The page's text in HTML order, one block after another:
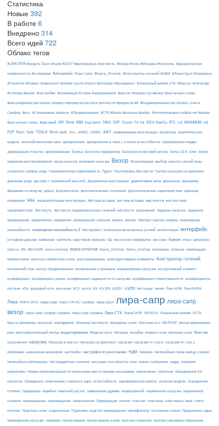
Статистика
Новые 392
В работе 6
Внедрено 314
Всего идей 722
Облако тегов
#LIRA-FEM #модуль Ґрунт #паля #СЕ57 #вертикальна жорсткість #Визор #Узлы #Мозаика #Контроль #Динамическая
комфортность #ускорение #Интерфейс Лиры Сапр #Книга_Отчетов #Конструктор сечений #НДМ #Лира-Грунт #Скважина
#Геология #Разрез #лирагрунт #объем грунта #грунт #котлован #фундамент #локальный режим СТК #Массы #Нагрузки
#гололед #визор #настройки #огибающая #схема #армирования #расчет #процессор #визор #расчетная схема
#расшифровка расчетных формул #формула расчета прочности #формула ## #Редактирование расчётных схем в
Сапфир #рсу #Стержневые аналоги; #Продавливание #СТК #балка #колонна #ребро #теплопроводность#расчет #визор
#расчетная схема #Шаговый API B500 BIM bug report DWG DXF Export Fd hd IDEA StatiCa IFC Lef MAXIMUM odt
PDF Revit Safe TEKLA Word work xlsx А400С А500С АЖТ алюминиевые конструкции аналитика аналитическая
модель антисейсмические швы армирование армирование в лире с учетом огнестойкости Армирование кладки
армирование пластин армокаменные балка балочное перекрытие Бесконечно жёсткий ригель бетон 22.5 блок блоки
варианты конструирования ввод нагрузок ветровая нагрузка Визор Визуализация выбор высота сжатой зоны
генератор сапфир ноды Геометрическая изменяемость Грунт Группировка Жесткости Группы нагрузок на фрагмент
давление вода двутавр с переменной высотой Деревянные конструкции диалоговые окна диапазоны Динамика
Динамика по модулю длина Документатор дополнительные сочетания Дополнительные характеристики единицы
измерения ЖБК железобетонные конструкции Жесткая вставка жесткие вставки жесткости жесткостные
характеристики Жесткость Жесткость параметрических сечений жёсткости загружения Задание нагрузок Заданное
армирование закрепление измерение изображения изополя иконка импорт Импорт горячих клавиш инженерная
нелинейность инженерная нелинейность 2 Инструмент интегральная величина усилий интеполяция интерфейс
исходные данные каменные капитель карстовые провалы КД кессонное перекрытие кессоны Кирпич класс арматуры
классы КМ КМ-САПР книга отчетов книга отчётов Книга_Отчетов Книга_отчётов колебание колонна комбинации
Комментарии конечно-элементная сетка конструирование конструктивные элементы Конструктор сечений
Контактный стык контур продавливания копирование и проекция корректировка нагрузок коструктивный элемент
коэффициент коэффициент длины коэффициент надежности по нагрузке коэффициент ответственности коэффициенты
постели кПа крановый путь кручение КСУ купол КЭ КЭ 259 КЭ251 КЭ259 лестницы линия Лир-АРМ Лир-ЛАРМ
Лира ЛИРА 2019 лира сапр Лира СТК КС Сапфир лира-грунт лира-сапр лира-сапр
визор лира-сапр сапфир справка лира-сапр справка Лира-СТК ЛираСАПР ЛИТЕРА Локальным режим ЛСТК
Массы Динамика масштаб материалы Матрица жесткости менеджер узлов Местные оси МЕТЕОР метод заменяющих
рам многофронтальный метод моделирование Модуль-грунт Мозаика мозайка момент силы мономах-сапр Монтаж
нагружения нагрузка Нагрузка в массы Нагрузка на фрагмент нагрузки нагрузки от снега нагрузки от стен с
проёмами назначение шарниров настройки настройки по умолчанию НДМ Невязка Нелинейная связь между узлами
Нелинейность#трещины Нестандартные сечения несущая способность сваи новое сообщение ноды нормали
нормативы Нормы проектирования по умолчанию при установке программы обновление оболочки объединение КЭ
оболочек Объединить отмеченные стержни в один огнестойкость одновременная работа опорная модель Осреднение
оттяжки Оцифровка ошибки пакетный расчет панельные здания перевіряючий переменная нагрузка переменное
сечение перемещение перемещения пересечения Перфорация печать пластин пластины пластины в лире плеть
плоттер Подгонка сетки подколонник Подложка подсчет армирования полифильтр поэтажные планы Предложить идею
приведенная нагрузка привязка притягивание притягивание узлов прогоны покрытия прогрессирующее обрушение